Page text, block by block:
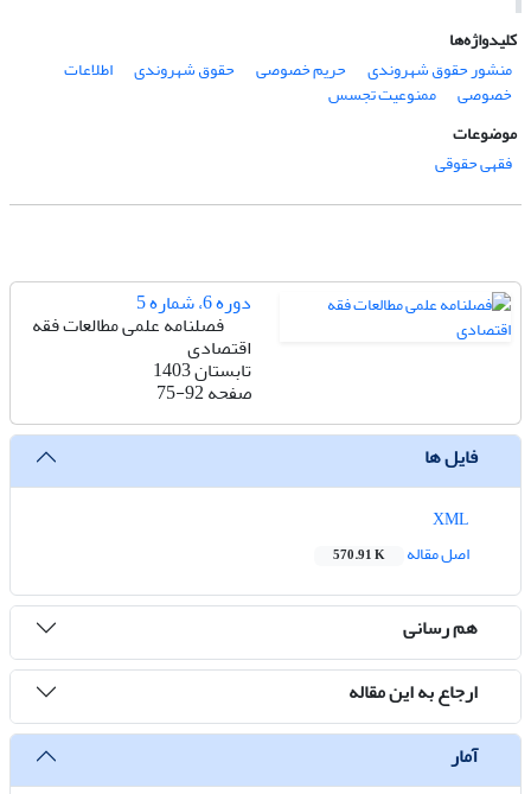
کلیدواژه‌ها
منشور حقوق شهروندی
حریم خصوصی حقوق شهروندی اطلاعات
خصوصی
ممنوعیت تجسس
موضوعات
فقهی حقوقی
دوره 6، شماره 5
فصلنامه علمی مطالعات فقه
اقتصادی
تابستان 1403
صفحه75-92
فایل ها
اصل مقاله
570.91 K
هم رسانی
ارجاع به این مقاله
آمار